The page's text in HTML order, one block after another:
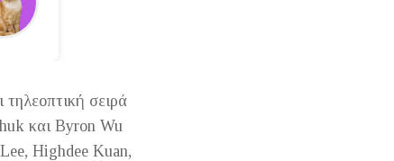
τηλεοπτική σειρά
και Byron Wu
Highdee Kuan,